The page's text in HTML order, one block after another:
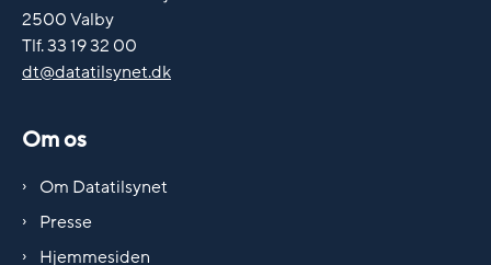
2500 Valby
Tlf. 33 19 32 00
dt@datatilsynet.dk
Om os
Om Datatilsynet
Presse
Hjemmesiden